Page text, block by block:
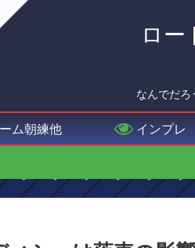
ロー
なんでだ
ム朝練他 インプレ